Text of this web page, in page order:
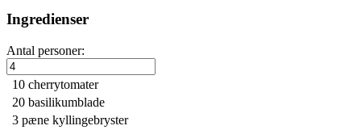
Ingredienser
Antal personer:
10 cherrytomater
20 basilikumblade
3 pæne kyllingebryster